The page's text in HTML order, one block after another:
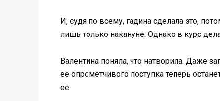
И, судя по всему, гадина сделала это,
лишь только накануне. Однако в курс
Валентина поняла, что натворила. Даже
ее опрометчивого поступка теперь
ее.